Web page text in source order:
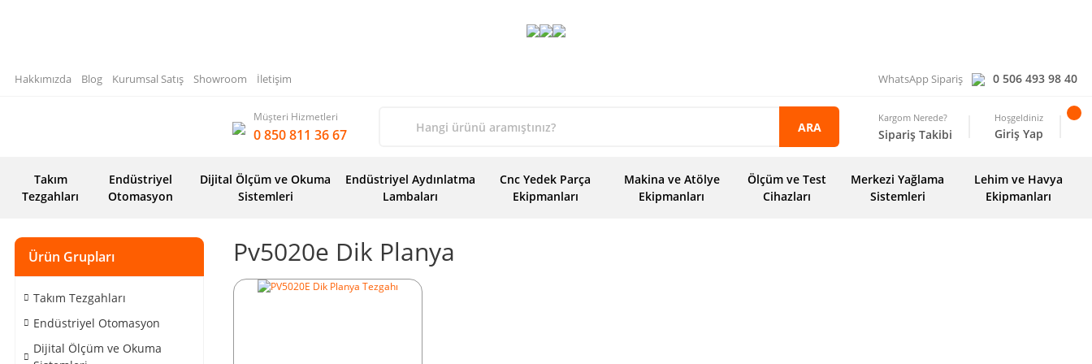
Hakkımızda Blog Kurumsal Satış Showroom İletişim WhatsApp Sipariş 0 506 493 98 40
Müşteri Hizmetleri
0 850 811 36 67 ARA
Kargom Nerede?
Sipariş Takibi
Hoşgeldiniz
Giriş Yap
Takım
Tezgahları
Endüstriyel
Otomasyon
Dijital Ölçüm ve Okuma
Sistemleri
Endüstriyel Aydınlatma
Lambaları
Cnc Yedek Parça
Ekipmanları
Makina ve Atölye
Ekipmanları
Ölçüm ve Test
Cihazları
Merkezi Yağlama
Sistemleri
Lehim ve Havya
Ekipmanları
Ürün Grupları
Takım Tezgahları
Endüstriyel Otomasyon
Dijital Ölçüm ve Okuma
Pv5020e Dik Planya